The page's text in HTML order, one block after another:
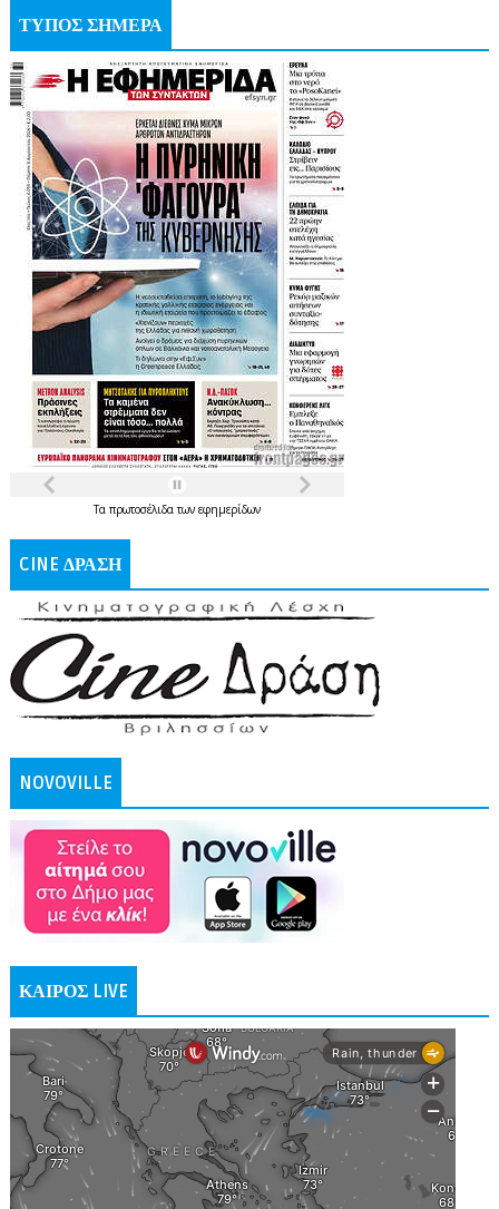
ΤΥΠΟΣ ΣΗΜΕΡΑ
Τα πρωτοσέλιδατων εφημερίδων
CINE ΔΡΑΣΗ
NOVOVILLE
ΚΑΙΡΟΣ LIVE